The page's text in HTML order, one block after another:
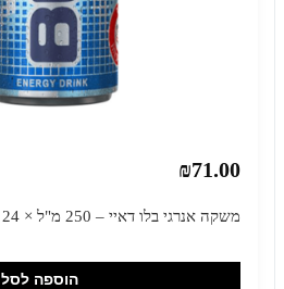
₪71.00
משקה אנרגי בלו דאיי – 250 מ"ל × 24 יחידות (מארז)
הוספה לסל